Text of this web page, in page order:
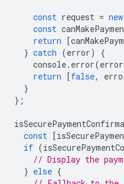
const request = new
const
return
[
} catch (error)
{
console. error(error
return
[false,
}
};
const
[
if (
// Display the
} else {